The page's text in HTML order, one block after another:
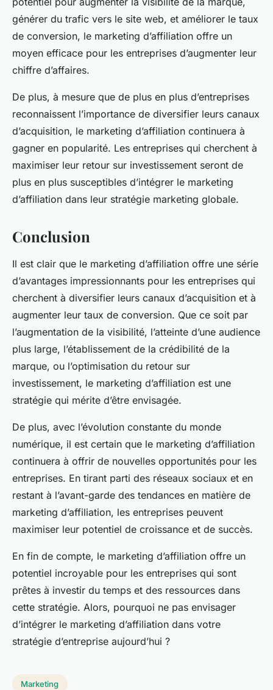
générer du trafic vers le site web, et améliorer le taux
de conversion, le marketing d’affiliation offre un
moyen efficace pour les entreprises d’augmenter leur
chiffre d’affaires.
De plus, à mesure que de plus en plus d’entreprises
reconnaissent l’importance de diversifier leurs canaux
d’acquisition, le marketing d’affiliation continuera à
gagner en popularité. Les entreprises qui cherchent à
maximiser leur retour sur investissement seront de
plus en plus susceptibles d’intégrer le marketing
d’affiliation dans leur stratégie marketing globale.
Conclusion
Il est clair que le marketing d’affiliation offre une série
d’avantages impressionnants pour les entreprises qui
cherchent à diversifier leurs canaux d’acquisition et à
augmenter leur taux de conversion. Que ce soit par
l’augmentation de la visibilité, l’atteinte d’une audience
plus large, l’établissement de la crédibilité de la
marque, ou l’optimisation du retour sur
investissement, le marketing d’affiliation est une
stratégie qui mérite d’être envisagée.
De plus, avec l’évolution constante du monde
numérique, il est certain que le marketing d’affiliation
continuera à offrir de nouvelles opportunités pour les
entreprises. En tirant parti des réseaux sociaux et en
restant à l’avant-garde des tendances en matière de
marketing d’affiliation, les entreprises peuvent
maximiser leur potentiel de croissance et de succès.
En fin de compte, le marketing d’affiliation offre un
potentiel incroyable pour les entreprises qui sont
prêtes à investir du temps et des ressources dans
cette stratégie. Alors, pourquoi ne pas envisager
d’intégrer le marketing d’affiliation dans votre
stratégie d’entreprise aujourd’hui ?
Marketing